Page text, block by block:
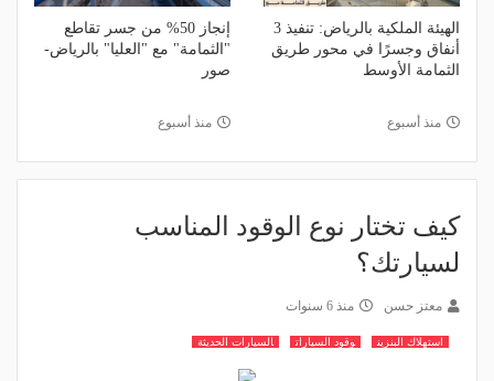
الهيئة الملكية بالرياض: تنفيذ 3
أنفاق وجسرًا في محور طريق
الثمامة الأوسط
منذ أسبوع
إنجاز 50% من جسر تقاطع
"الثمامة" مع "العليا" بالرياض-
صور
منذ أسبوع
كيف تختار نوع الوقود المناسب
لسيارتك؟
معتز حسن منذ 6 سنوات
استهلاك البنزين وقود السيارات السيارات الحديثة